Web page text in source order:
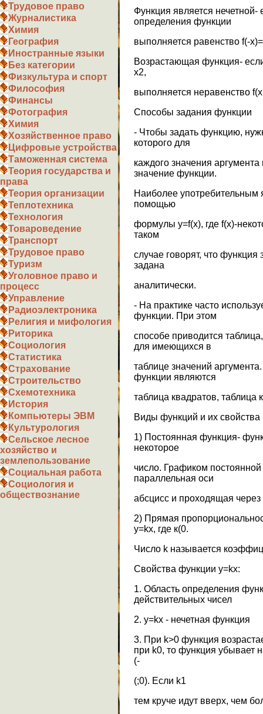
Трудовое право
Журналистика
Химия
География
Иностранные языки
Без категории
Физкультура и спорт
Философия
Финансы
Фотография
Химия
Хозяйственное право
Цифровые устройства
Таможенная система
Теория государства и
права
Теория организации
Теплотехника
Технология
Товароведение
Транспорт
Трудовое право
Туризм
Уголовное право и
процесс
Управление
Радиоэлектроника
Религия и мифология
Риторика
Социология
Статистика
Страхование
Строительство
Схемотехника
История
Компьютеры ЭВМ
Культурология
Сельское лесное
хозяйство и
землепользование
Социальная работа
Социология и
обществознание
Функция является нечетной-
определения функции
выполняется равенство f(-
Возрастающая функция-
х2,
выполняется неравенство
Способы задания функции
- Чтобы задать функцию,
которого для
каждого значения
значение функции.
Наиболее употребительным
помощью
формулы у=f(x), где f(x)-
таком
случае говорят, что
задана
аналитически.
- На практике часто
функции. При этом
способе приводится
для имеющихся в
таблице значений
функции являются
таблица квадратов, таблица
Виды функций и их свойства
1) Постоянная функция-
некоторое
число. Графиком
параллельная оси
абсцисс и проходящая через
2) Прямая
у=kx, где к(0.
Число k называется
Cвойства функции y=kx:
1. Область определения
действительных чисел
2. y=kx - нечетная функция
3. При k>0 функция
при k0, то функция убывает
(-
(;0). Если k1
тем круче идут вверх, чем